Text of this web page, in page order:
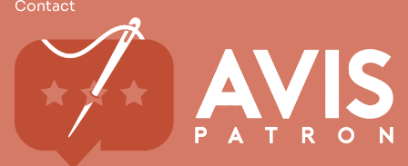
Contact